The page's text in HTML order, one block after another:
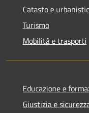
Catasto e
Turismo
Mobilità e trasporti
Educazione e
Giustizia e